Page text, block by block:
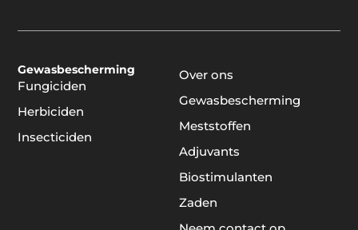
Gewasbescherming
Fungiciden
Herbiciden
Insecticiden
Over ons
Gewasbescherming
Meststoffen
Adjuvants
Biostimulanten
Zaden